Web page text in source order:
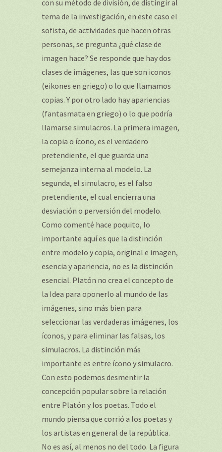
con su método de división, de distingir al
tema de la investigación, en este caso el
sofista, de actividades que hacen otras
personas, se pregunta ¿qué clase de
imagen hace? Se responde que hay dos
clases de imágenes, las que son iconos
(eikones en griego) o lo que llamamos
copias. Y por otro lado hay apariencias
(fantasmata en griego) o lo que podría
llamarse simulacros. La primera imagen,
la copia o ícono, es el verdadero
pretendiente, el que guarda una
semejanza interna al modelo. La
segunda, el simulacro, es el falso
pretendiente, el cual encierra una
desviación o perversión del modelo.
Como comenté hace poquito, lo
importante aquí es que la distinción
entre modelo y copia, original e imagen,
esencia y apariencia, no es la distinción
esencial. Platón no crea el concepto de
la Idea para oponerlo al mundo de las
imágenes, sino más bien para
seleccionar las verdaderas imágenes, los
íconos, y para eliminar las falsas, los
simulacros. La distinción más
importante es entre ícono y simulacro.
Con esto podemos desmentir la
concepción popular sobre la relación
entre Platón y los poetas. Todo el
mundo piensa que corrió a los poetas y
los artistas en general de la república.
No es así, al menos no del todo. La figura